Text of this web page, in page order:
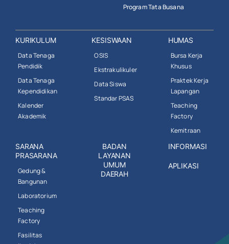
Program Tata Busana
KURIKULUM
Data Tenaga
Pendidik
Data Tenaga
Kependidikan
Kalender
Akademik
KESISWAAN
OSIS
Ekstrakulikuler
Data Siswa
Standar PSAS
HUMAS
Bursa Kerja
Khusus
Praktek Kerja
Lapangan
Teaching
Factory
Kemitraan
SARANA
PRASARANA
Gedung &
Bangunan
Laboratorium
Teaching
Factory
Fasilitas
BADAN
LAYANAN
UMUM
DAERAH
INFORMASI
APLIKASI